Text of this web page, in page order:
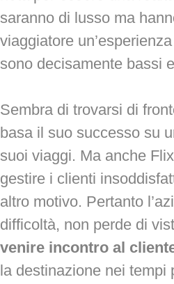
saranno di lusso ma
viaggiatore
sono decisamente bassi
Sembra di trovarsi di
basa il suo successo su
suoi viaggi. Ma anche
gestire i clienti
altro motivo. Pertanto
difficoltà, non perde di
venire incontro al
la destinazione nei tempi